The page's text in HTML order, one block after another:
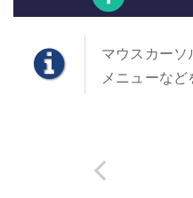
マウスカーソ
メニューな